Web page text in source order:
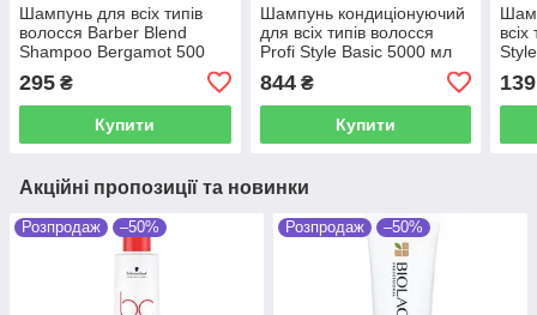
Шампунь для всіх типів
волосся Barber Blend
Shampoo Bergamot 500
295 ₴
Купити
Шампунь кондиціонуючий
для всіх типів волосся
Profi Style Basic 5000 мл
844₴
Купити
139
Акційні пропозиції та новинки
Розпродаж –50% Розпродаж –50%